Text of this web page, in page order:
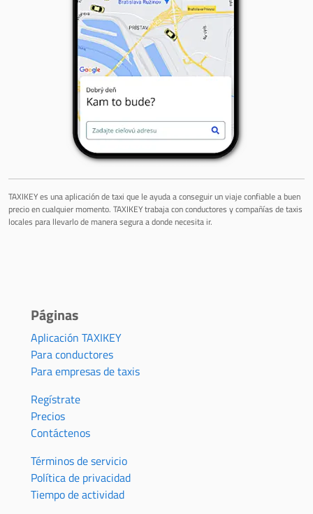
TAXIKEY es una aplicación de taxi que le ayuda a conseguir un viaje confiable a buen
precio en cualquier momento. TAXIKEY trabaja con conductores y compañías de taxis
locales para llevarlo de manera segura a donde necesita ir.
Páginas
Aplicación TAXIKEY
Para conductores
Para empresas de taxis
Regístrate
Precios
Contáctenos
Términos de servicio
Política de privacidad
Tiempo de actividad